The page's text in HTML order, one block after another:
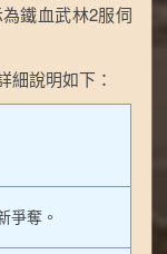
鐵血武林2服伺
細說明如下：
爭奪。